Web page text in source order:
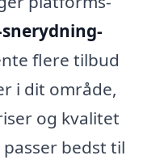
flere tilbud
i dit område,
og kvalitet
bedst til